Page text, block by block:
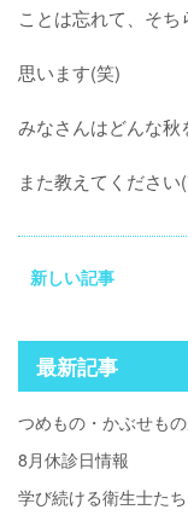
ことは忘れて、そち
思います(笑)
みなさんはどんな秋
また教えてください
新しい記事
最新記事
つめもの・かぶせも
8月休診日情報
学び続ける衛生士たち